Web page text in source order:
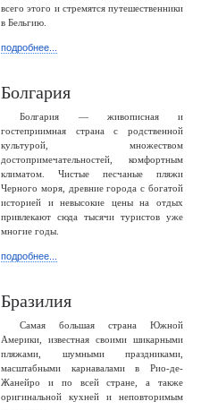
всего этого и стремятся путешественники
в Бельгию.
подробнее...
Болгария
Болгария — живописная и
гостеприимная страна с родственной
культурой, множеством
достопримечательностей, комфортным
климатом. Чистые песчаные пляжи
Черного моря, древние города с богатой
историей и невысокие цены на отдых
привлекают сюда тысячи туристов уже
многие годы.
подробнее...
Бразилия
Самая большая страна Южной
Америки, известная своими шикарными
пляжами, шумными праздниками,
масштабными карнавалами в Рио-де-
Жанейро и по всей стране, а также
оригинальной кухней и неповторимым